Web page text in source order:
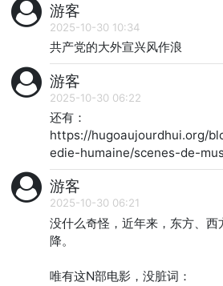
游客
2025-10-30 10:34
共产党的大外宣兴风作浪
游客
2025-10-30 06:22
还有：
https://hugoaujourdhui.org/
edie-humaine/scenes-de-
游客
2025-10-30 06:21
没什么奇怪，近年来，东方、西
降。
唯有这N部电影，没脏词：